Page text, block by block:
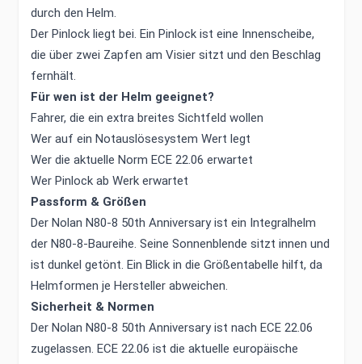
durch den Helm.
Der Pinlock liegt bei. Ein Pinlock ist eine Innenscheibe,
die über zwei Zapfen am Visier sitzt und den Beschlag
fernhält.
Für wen ist der Helm geeignet?
Fahrer, die ein extra breites Sichtfeld wollen
Wer auf ein Notauslösesystem Wert legt
Wer die aktuelle Norm ECE 22.06 erwartet
Wer Pinlock ab Werk erwartet
Passform & Größen
Der Nolan N80-8 50th Anniversary ist ein Integralhelm
der N80-8-Baureihe. Seine Sonnenblende sitzt innen und
ist dunkel getönt. Ein Blick in die Größentabelle hilft, da
Helmformen je Hersteller abweichen.
Sicherheit & Normen
Der Nolan N80-8 50th Anniversary ist nach ECE 22.06
zugelassen. ECE 22.06 ist die aktuelle europäische